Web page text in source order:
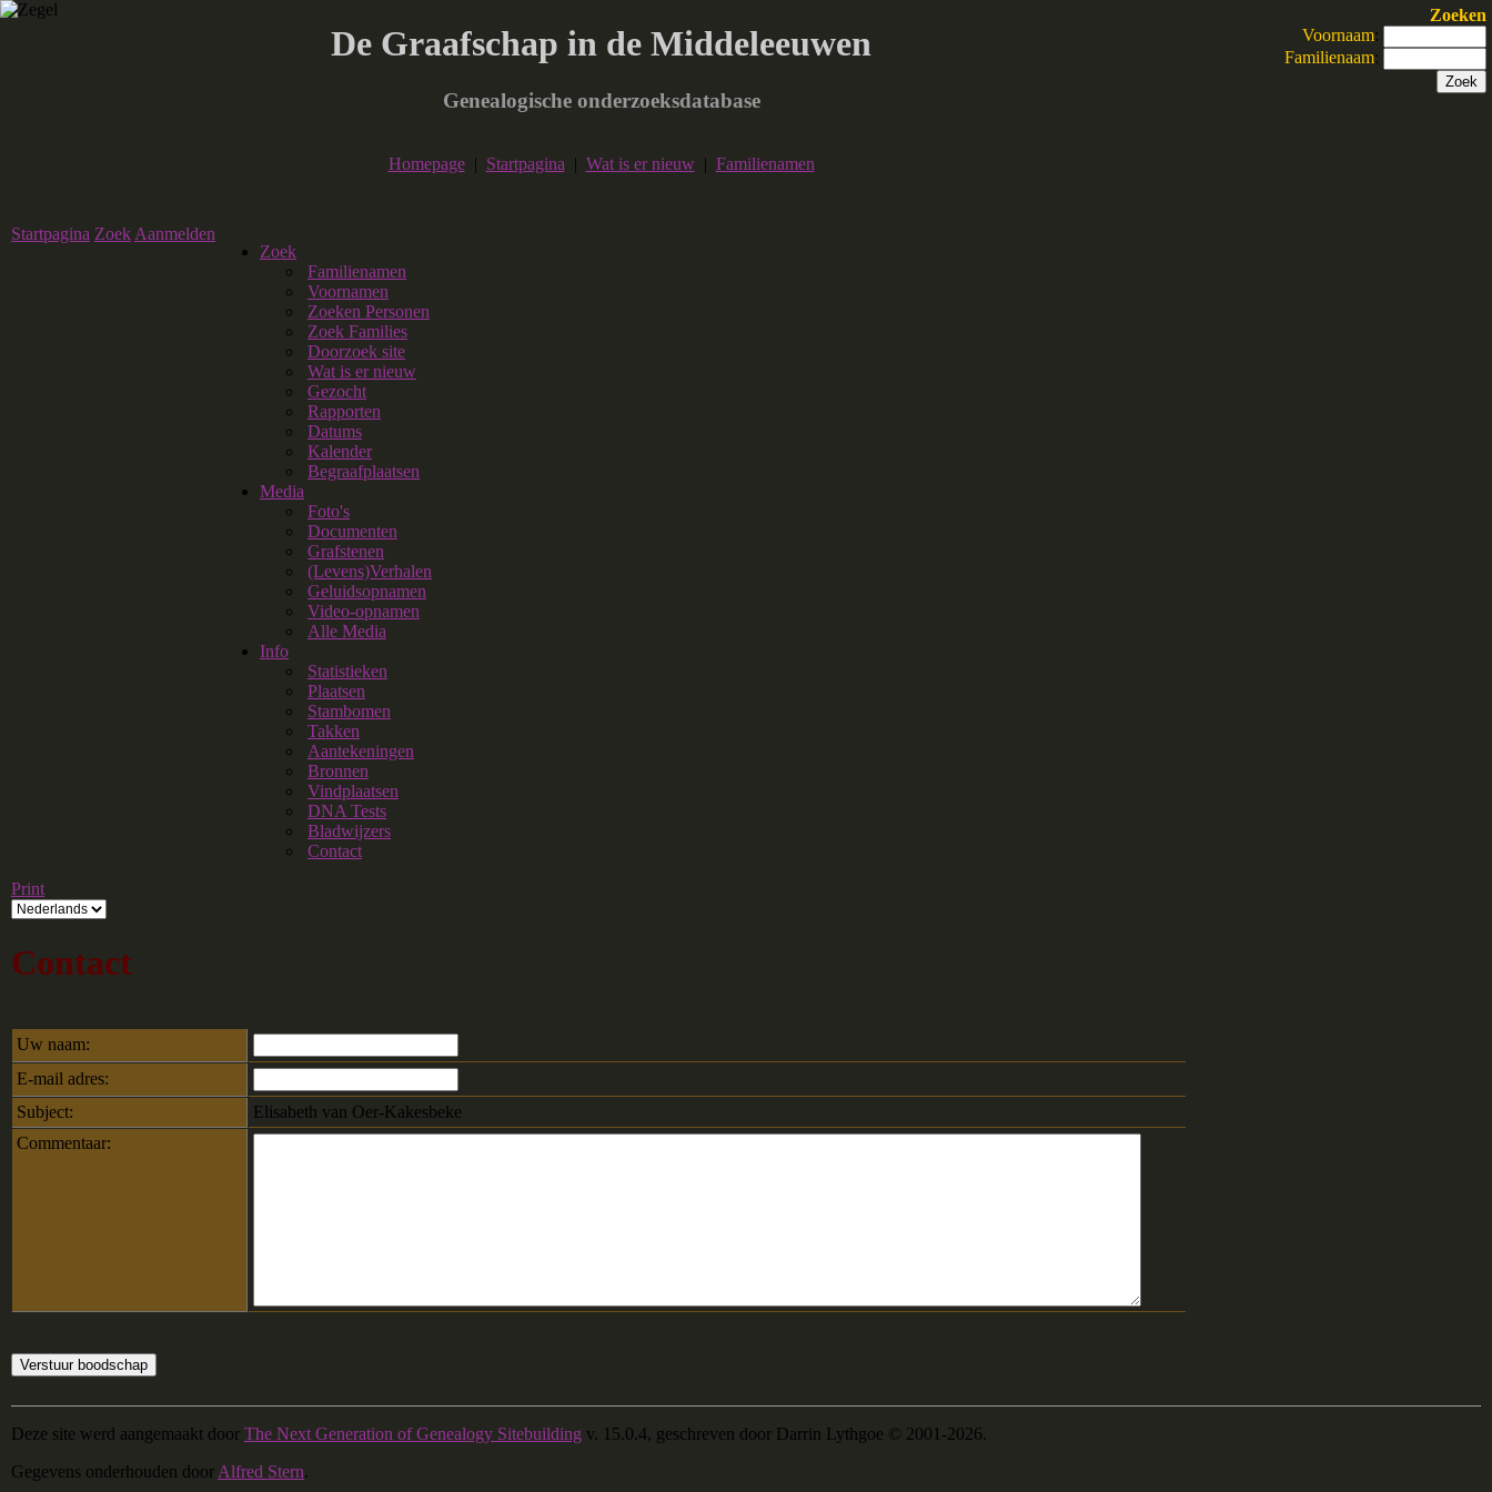
De Graafschap in de Middeleeuwen
Genealogische onderzoeksdatabase
Homepage| Startpagina | Wat is er nieuw | Familienamen
Zoeken
Voornaam:
Familienaam:
Startpagina Zoek Aanmelden
Zoek
Familienamen
Voornamen
Zoeken Personen
Zoek Families
Doorzoek site
Wat is er nieuw
Gezocht
Rapporten
Datums
Kalender
Begraafplaatsen
Media
Foto's
Documenten
Grafstenen
(Levens)Verhalen
Geluidsopnamen
Video-opnamen
Alle Media
Info
Statistieken
Plaatsen
Stambomen
Takken
Aantekeningen
Bronnen
Vindplaatsen
DNA Tests
Bladwijzers
Contact
Print
Contact
Uw naam:
E-mail adres:
Subject:
Elisabeth van Oer-Kakesbeke
Commentaar:
Deze site werd aangemaakt door The Next Generation of Genealogy Sitebuilding v. 15.0.4, geschreven door Darrin Lythgoe © 2001-2026.
Gegevens onderhouden door Alfred Stern.